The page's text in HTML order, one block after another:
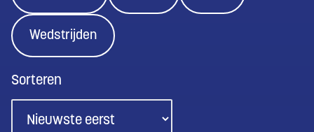
Wedstrijden
Sorteren